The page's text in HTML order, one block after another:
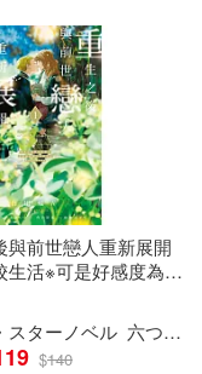
與前世戀人重新展開
生活※可是好感度為0
スターノベル 六つ花えいこ
$140